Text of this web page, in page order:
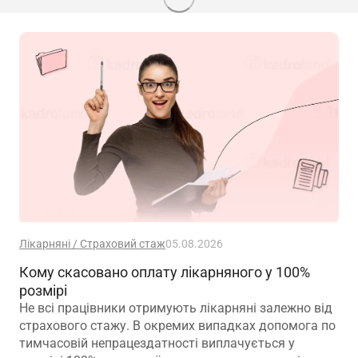
Лікарняні / Страховий стаж05.08.2026
Кому скасовано оплату лікарняного у 100%
розмірі
Не всі працівники отримують лікарняні залежно від
страхового стажу. В окремих випадках допомога по
тимчасовій непрацездатності виплачується у